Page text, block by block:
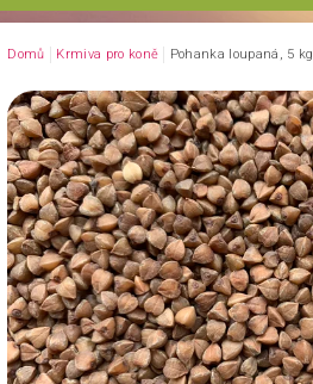
Domů Krmiva pro koně Pohanka loupaná, 5 kg